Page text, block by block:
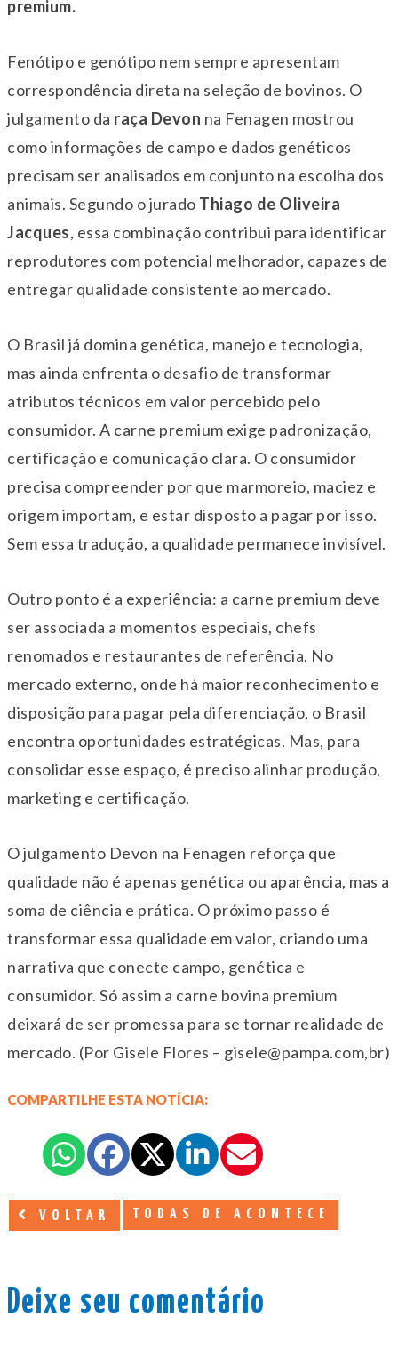
premium.
Fenótipo e genótipo nem sempre apresentam
correspondência direta na seleção de bovinos. O
julgamento da raça Devon na Fenagen mostrou
como informações de campo e dados genéticos
precisam ser analisados em conjunto na escolha dos
animais. Segundo o jurado Thiago de Oliveira
Jacques, essa combinação contribui para identificar
reprodutores com potencial melhorador, capazes de
entregar qualidade consistente ao mercado.
O Brasil já domina genética, manejo e tecnologia,
mas ainda enfrenta o desafio de transformar
atributos técnicos em valor percebido pelo
consumidor. A carne premium exige padronização,
certificação e comunicação clara. O consumidor
precisa compreender por que marmoreio, maciez e
origem importam, e estar disposto a pagar por isso.
Sem essa tradução, a qualidade permanece invisível.
Outro ponto é a experiência: a carne premium deve
ser associada a momentos especiais, chefs
renomados e restaurantes de referência. No
mercado externo, onde há maior reconhecimento e
disposição para pagar pela diferenciação, o Brasil
encontra oportunidades estratégicas. Mas, para
consolidar esse espaço, é preciso alinhar produção,
marketing e certificação.
O julgamento Devon na Fenagen reforça que
qualidade não é apenas genética ou aparência, mas a
soma de ciência e prática. O próximo passo é
transformar essa qualidade em valor, criando uma
narrativa que conecte campo, genética e
consumidor. Só assim a carne bovina premium
deixará de ser promessa para se tornar realidade de
mercado. (Por Gisele Flores – gisele@pampa.com,br)
COMPARTILHE ESTA NOTÍCIA:
VOLTAR TODAS DE ACONTECE
Deixe seu comentário